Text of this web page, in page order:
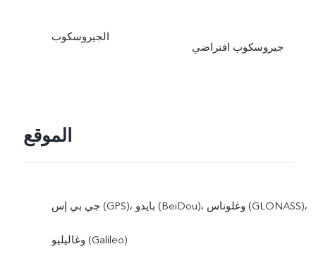
الجيروسكوب
جيروسكوب افتراضي
الموقع
جي بي إس (GPS)، بايدو (BeiDou)، وغلوناس (GLONASS)،
وغاليليو (Galileo)